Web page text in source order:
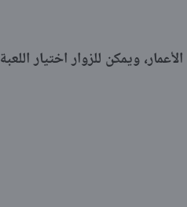
ويمكن للزوار اختيار اللعبة